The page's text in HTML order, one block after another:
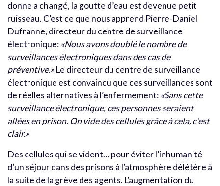
donne a changé, la goutte d’eau est devenue petit
ruisseau. C’est ce que nous apprend Pierre-Daniel
Dufranne, directeur du centre de surveillance
électronique: «Nous avons doublé le nombre de
surveillances électroniques dans des cas de
préventive.» Le directeur du centre de surveillance
électronique est convaincu que ces surveillances sont
de réelles alternatives à l’enfermement: «Sans cette
surveillance électronique, ces personnes seraient
allées en prison. On vide des cellules grâce à cela, c’est
clair.»
Des cellules qui se vident… pour éviter l’inhumanité
d’un séjour dans des prisons à l’atmosphère délétère à
la suite de la grève des agents. L’augmentation du